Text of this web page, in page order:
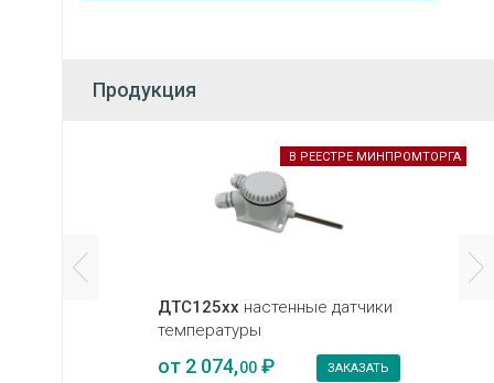
Продукция
ДТС125хх настенные датчики
температуры
от 2 074,00₽ ЗАКАЗАТЬ
В РЕЕСТРЕ МИНПРОМТОРГА